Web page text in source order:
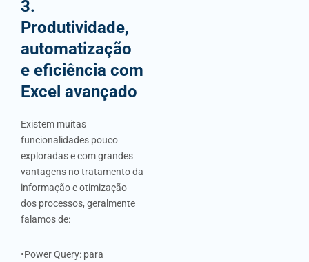
3.
Produtividade,
automatização
e eficiência com
Excel avançado
Existem muitas
funcionalidades pouco
exploradas e com grandes
vantagens no tratamento da
informação e otimização
dos processos, geralmente
falamos de:
•Power Query: para